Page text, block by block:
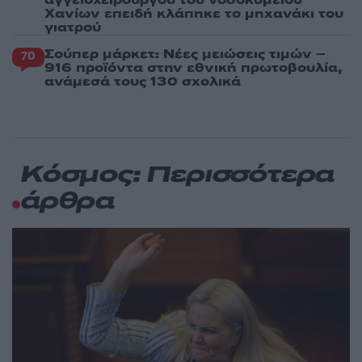
Χανίων επειδή κλάπηκε το μηχανάκι του
γιατρού
70 Σούπερ μάρκετ: Νέες μειώσεις τιμών –
916 προϊόντα στην εθνική πρωτοβουλία,
ανάμεσά τους 130 σχολικά
Κόσμος: Περισσότερα
άρθρα